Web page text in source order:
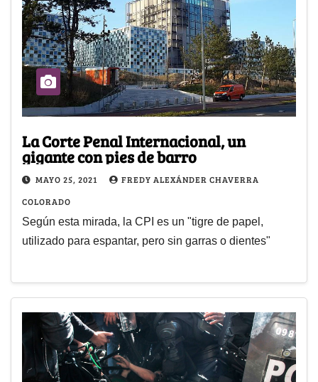
La Corte Penal Internacional, un
gigante con pies de barro
MAYO 25, 2021
FREDY ALEXÁNDER CHAVERRA
COLORADO
Según esta mirada, la CPI es un "tigre de papel,
utilizado para espantar, pero sin garras o dientes"